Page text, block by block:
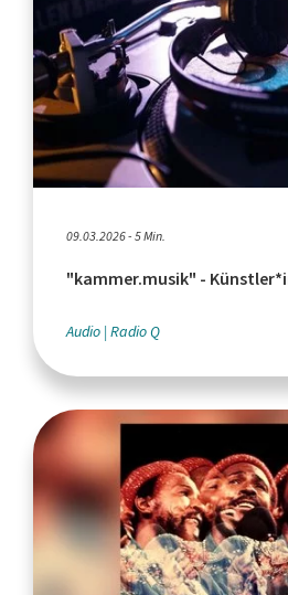
09.03.2026 - 5 Min.
"kammer.musik" -
Audio Radio Q